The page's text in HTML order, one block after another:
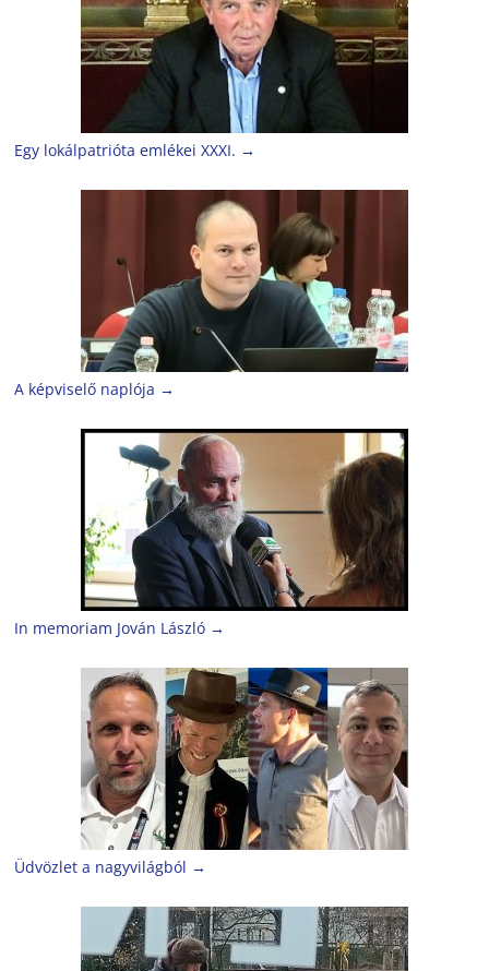
Egy lokálpatrióta emlékei XXXI. →
A képviselő naplója →
In memoriam Jován László →
Üdvözlet a nagyvilágból →